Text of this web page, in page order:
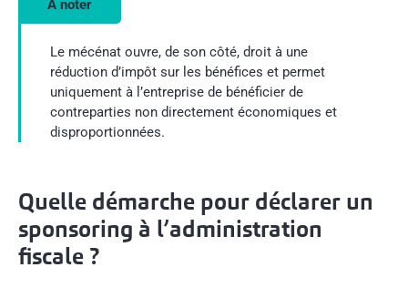
À noter
Le mécénat ouvre, de son côté, droit à une
réduction d’impôt sur les bénéfices et permet
uniquement à l’entreprise de bénéficier de
contreparties non directement économiques et
disproportionnées.
Quelle démarche pour déclarer un
sponsoring à l’administration
fiscale ?